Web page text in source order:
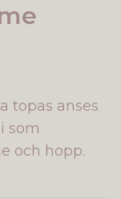
topas anses
som
och hopp.